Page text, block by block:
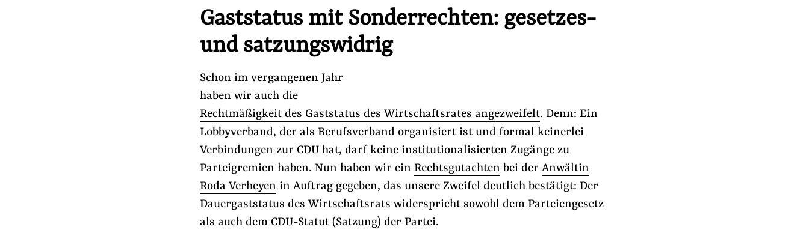
Gaststatus mit Sonderrechten: gesetzes-
und satzungswidrig
Schon im vergangenen Jahr
haben wir auch die
Rechtmäßigkeit des Gaststatus des Wirtschaftsrates angezweifelt. Denn: Ein
Lobbyverband, der als Berufsverband organisiert ist und formal keinerlei
Verbindungen zur CDU hat, darf keine institutionalisierten Zugänge zu
Parteigremien haben. Nun haben wir ein Rechtsgutachten bei der Anwältin
Roda Verheyen in Auftrag gegeben, das unsere Zweifel deutlich bestätigt: Der
Dauergaststatus des Wirtschaftsrats widerspricht sowohl dem Parteiengesetz
als auch dem CDU-Statut (Satzung) der Partei.